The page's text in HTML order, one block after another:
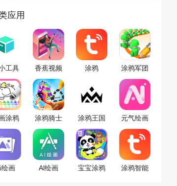
应用
工具
箱
香蕉视频 涂鸦 涂鸦军团
涂鸦 涂鸦骑士 涂鸦王国 元气绘画
绘画 Al绘画
宝宝涂鸦
涂鸦智能